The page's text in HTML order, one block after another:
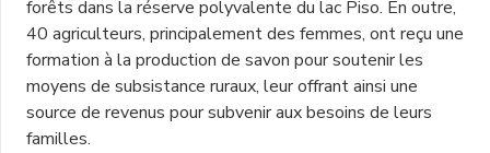
forêts dans la réserve polyvalente du lac Piso. En outre,
40 agriculteurs, principalement des femmes, ont reçu une
formation à la production de savon pour soutenir les
moyens de subsistance ruraux, leur offrant ainsi une
source de revenus pour subvenir aux besoins de leurs
familles.